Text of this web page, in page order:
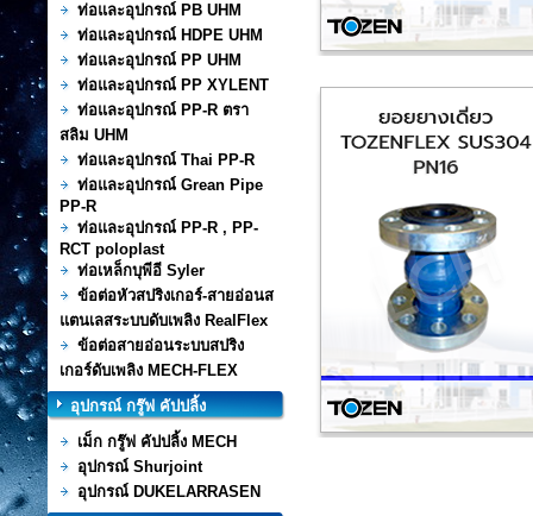
ท่อและอุปกรณ์ PB UHM
ท่อและอุปกรณ์ HDPE UHM
ท่อและอุปกรณ์ PP UHM
ท่อและอุปกรณ์ PP XYLENT
ท่อและอุปกรณ์ PP-R ตรา
สลิม UHM
ท่อและอุปกรณ์ Thai PP-R
ท่อและอุปกรณ์ Grean Pipe
PP-R
ท่อและอุปกรณ์ PP-R , PP-
RCT poloplast
ท่อเหล็กบุพีอี Syler
ข้อต่อหัวสปริงเกอร์-สายอ่อนส
แตนเลสระบบดับเพลิง RealFlex
ข้อต่อสายอ่อนระบบสปริง
เกอร์ดับเพลิง MECH-FLEX
อุปกรณ์ กรู๊ฟ คัปปลิ้ง
เม็ก กรู๊ฟ คัปปลิ้ง MECH
อุปกรณ์ Shurjoint
อุปกรณ์ DUKELARRASEN